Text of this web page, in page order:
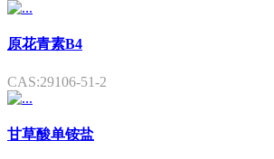
原花青素B4
CAS:29106-51-2
甘草酸单铵盐